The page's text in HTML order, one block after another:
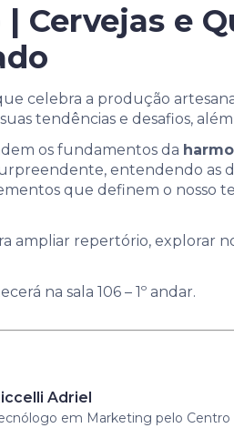
Cervejas e
celebra a produção
suas tendências e desafios,
os fundamentos da
entendendo as
que definem o nosso
ampliar repertório, explorar
na sala 106 – 1º andar.
Adriel
em Marketing pelo Centro